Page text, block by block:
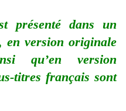
dans un
en version originale
qu’en version
titres français sont